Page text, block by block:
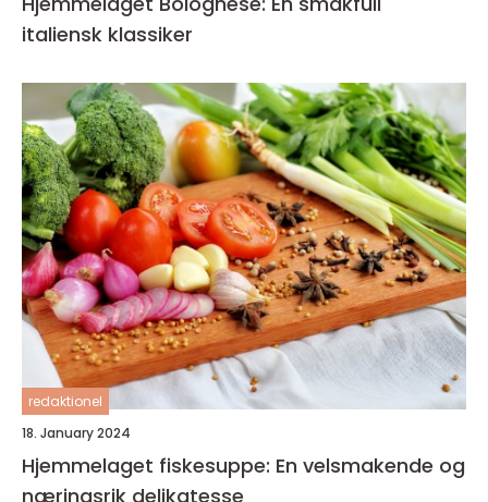
italiensk klassiker
redaktionel
18. January 2024
Hjemmelaget fiskesuppe: En velsmakende og
næringsrik delikatesse